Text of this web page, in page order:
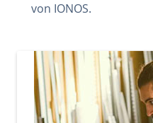
von IONOS.